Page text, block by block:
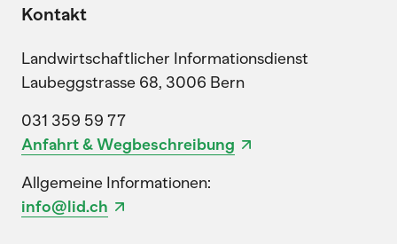
Kontakt
Landwirtschaftlicher Informationsdienst
Laubeggstrasse 68, 3006 Bern
031 359 59 77
Anfahrt & Wegbeschreibung
Allgemeine Informationen:
info@lid.ch